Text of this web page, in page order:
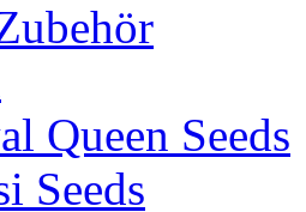
Queen Seeds
Seeds